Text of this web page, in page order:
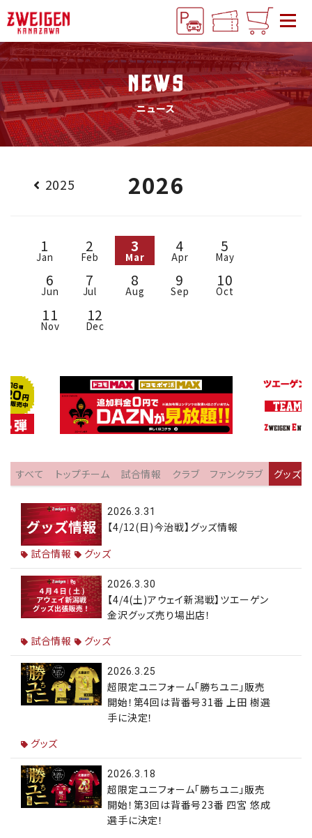
NEWS
ニュース
2025 2026
1
Jan
2
Feb
3
Mar
4
Apr
5
May
6
Jun
7
Jul
8
Aug
9
Sep
10
Oct
11
Nov
12
Dec
すべて トップチーム 試合情報 クラブ ファンクラブ グッズ
2026.3.31
【4/12(日)今治戦】グッズ情報
試合情報
グッズ
2026.3.30
【4/4(土)アウェイ新潟戦】ツエーゲン
金沢グッズ売り場出店！
試合情報
グッズ
2026.3.25
超限定ユニフォーム「勝ちユニ」販売
開始！第4回は背番号31番 上田 樹選
手に決定！
グッズ
2026.3.18
超限定ユニフォーム「勝ちユニ」販売
開始！第3回は背番号23番 四宮 悠成
選手に決定！